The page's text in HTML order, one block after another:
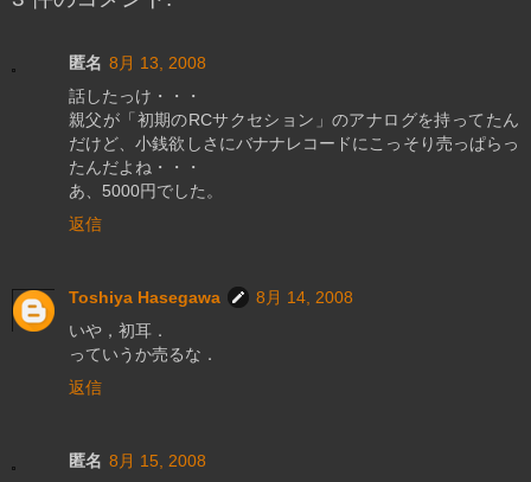
匿名 8月 13, 2008
話したっけ・・・
親父が「初期のRCサクセション」のアナログを持ってたん
だけど、小銭欲しさにバナナレコードにこっそり売っぱらっ
たんだよね・・・
あ、5000円でした。
返信
Toshiya Hasegawa
8月 14, 2008
いや，初耳．
っていうか売るな．
返信
匿名 8月 15, 2008